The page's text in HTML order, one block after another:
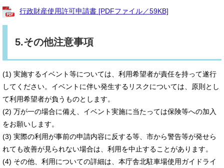
行政財産使用許可申請書 [PDFファイル／59KB]
5.その他注意事項
(1) 実施するイベント等については、利用希望者が責任を持って遂行
してください。イベントに伴い発生するリスクについては、原則とし
て利用希望者が負うものとします。
(2) 万が一の場合に備え、イベント実施に当たっては保険等への加入
をお願いします。
(3) 実際の利用が事前の申請内容に反する等、市から警告等が発せら
れても改善が見られない場合は、利用を中止することがあります。
(4) その他、利用についての詳細は、本庁舎北駐車場使用ガイドライ